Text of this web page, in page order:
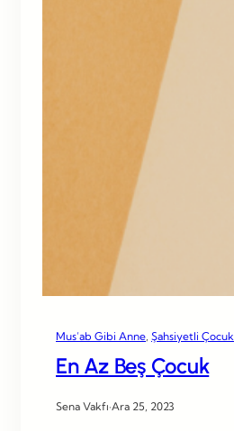
Mus’ab Gibi Anne Şahsiyetli Çocuk
En Az Beş Çocuk
Sena Vakfı·Ara 25, 2023